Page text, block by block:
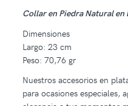
Collar en Piedra Natural
Dimensiones
Largo: 23 cm
Peso: 70,76 gr
Nuestros accesorios en
para ocasiones especiales,